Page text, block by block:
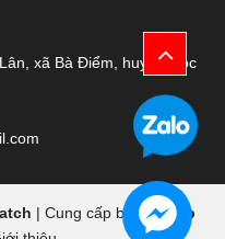
xã Bà Điểm, huyện Hóc
| Cung cấp bởi Bizweb